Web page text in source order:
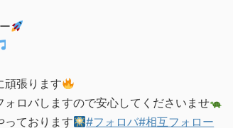
頑張ります
ォロバしますので安心してくださいませ
っております
#フォロバ#相互フォロー